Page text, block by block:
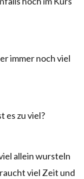
immer noch viel
es zu viel?
allein wursteln
viel Zeit und